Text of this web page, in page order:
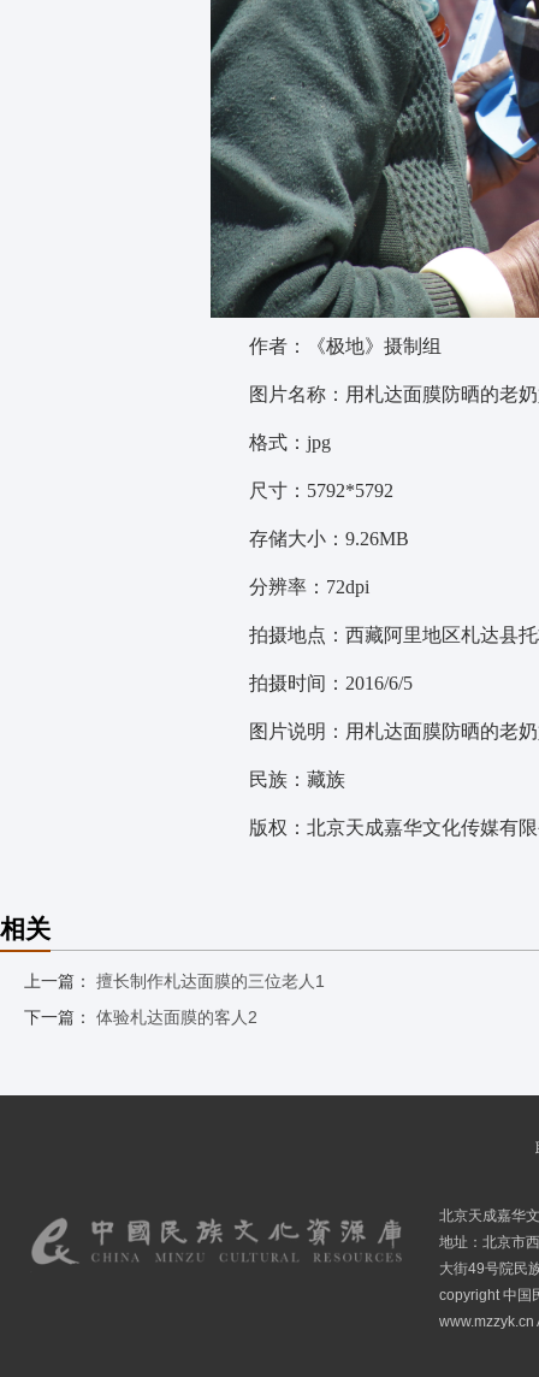
作者：《极地》摄制组
图片名称：用札达面膜防晒的老奶
格式：jpg
尺寸：5792*5792
存储大小：9.26MB
分辨率：72dpi
拍摄地点：西藏阿里地区札达县托
拍摄时间：2016/6/5
图片说明：用札达面膜防晒的老
民族：藏族
版权：北京天成嘉华文化传媒有限
相关
上一篇： 擅长制作札达面膜的三位老人1
下一篇： 体验札达面膜的客人2
北京天成嘉华
地址：北京市
大街49号院民
copyright 中国